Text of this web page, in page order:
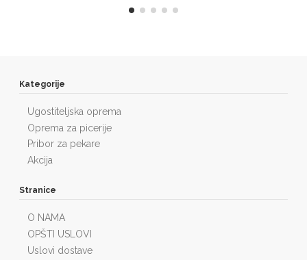
Kategorije
Ugostiteljska oprema
Oprema za picerije
Pribor za pekare
Akcija
Stranice
O NAMA
OPŠTI USLOVI
Uslovi dostave